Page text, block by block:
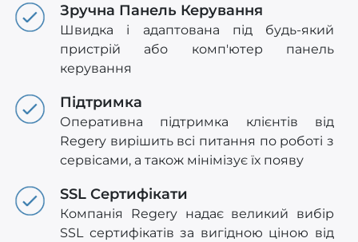
Зручна Панель Керування
Швидка і адаптована під будь-який
пристрій або комп'ютер панель
керування
Підтримка
Оперативна підтримка клієнтів від
Regery вирішить всі питання по роботі з
сервісами, а також мінімізує їх появу
SSL Сертифікати
Компанія Regery надає великий вибір
SSL сертифікатів за вигідною ціною від